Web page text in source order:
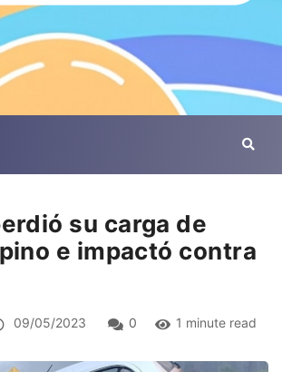
su carga de
e impactó contra
09/05/2023 0 1 minute read